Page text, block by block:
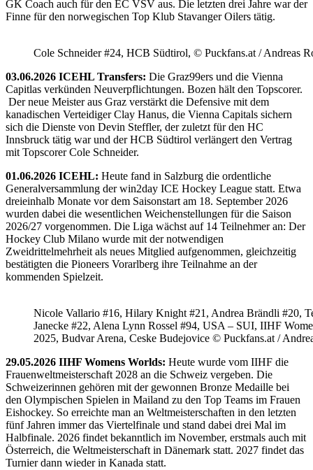
GK Coach auch für den EC VSV aus. Die letzten drei Jahre war der
Finne für den norwegischen Top Klub Stavanger Oilers tätig.
Cole Schneider #24, HCB Südtirol, © Puckfans.at / Andreas
03.06.2026 ICEHL Transfers: Die Graz99ers und die Vienna
Capitlas verkünden Neuverpflichtungen. Bozen hält den Topscorer.
Der neue Meister aus Graz verstärkt die Defensive mit dem
kanadischen Verteidiger Clay Hanus, die Vienna Capitals sichern
sich die Dienste von Devin Steffler, der zuletzt für den HC
Innsbruck tätig war und der HCB Südtirol verlängert den Vertrag
mit Topscorer Cole Schneider.
01.06.2026 ICEHL: Heute fand in Salzburg die ordentliche
Generalversammlung der win2day ICE Hockey League statt. Etwa
dreieinhalb Monate vor dem Saisonstart am 18. September 2026
wurden dabei die wesentlichen Weichenstellungen für die Saison
2026/27 vorgenommen. Die Liga wächst auf 14 Teilnehmer an: Der
Hockey Club Milano wurde mit der notwendigen
Zweidrittelmehrheit als neues Mitglied aufgenommen, gleichzeitig
bestätigten die Pioneers Vorarlberg ihre Teilnahme an der
kommenden Spielzeit.
Nicole Vallario #16, Hilary Knight #21, Andrea Brändli #20,
Janecke #22, Alena Lynn Rossel #94, USA – SUI, IIHF
2025, Budvar Arena, Ceske Budejovice © Puckfans.at /
29.05.2026 IIHF Womens Worlds: Heute wurde vom IIHF die
Frauenweltmeisterschaft 2028 an die Schweiz vergeben. Die
Schweizerinnen gehören mit der gewonnen Bronze Medaille bei
den Olympischen Spielen in Mailand zu den Top Teams im Frauen
Eishockey. So erreichte man an Weltmeisterschaften in den letzten
fünf Jahren immer das Viertelfinale und stand dabei drei Mal im
Halbfinale. 2026 findet bekanntlich im November, erstmals auch mit
Österreich, die Weltmeisterschaft in Dänemark statt. 2027 findet das
Turnier dann wieder in Kanada statt.